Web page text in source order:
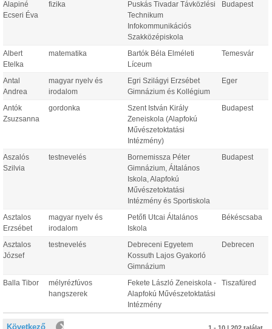
Alapiné
Ecseri Éva
fizika
Puskás Tivadar Távközlési
Technikum
Infokommunikációs
Szakközépiskola
Budapest
Albert
Etelka
matematika
Bartók Béla Elméleti
Líceum
Temesvár
Antal
Andrea
magyar nyelv és
irodalom
Egri Szilágyi Erzsébet
Gimnázium és Kollégium
Eger
Antók
Zsuzsanna
gordonka
Szent István Király
Zeneiskola (Alapfokú
Művészetoktatási
Intézmény)
Budapest
Aszalós
Szilvia
testnevelés
Bornemissza Péter
Gimnázium, Általános
Iskola, Alapfokú
Művészetoktatási
Intézmény és Sportiskola
Budapest
Asztalos
Erzsébet
magyar nyelv és
irodalom
Petőfi Utcai Általános
Iskola
Békéscsaba
Asztalos
József
testnevelés
Debreceni Egyetem
Kossuth Lajos Gyakorló
Gimnázium
Debrecen
Balla Tibor
mélyrézfúvos
hangszerek
Fekete László Zeneiskola -
Alapfokú Művészetoktatási
Intézmény
Tiszafüred
Következő